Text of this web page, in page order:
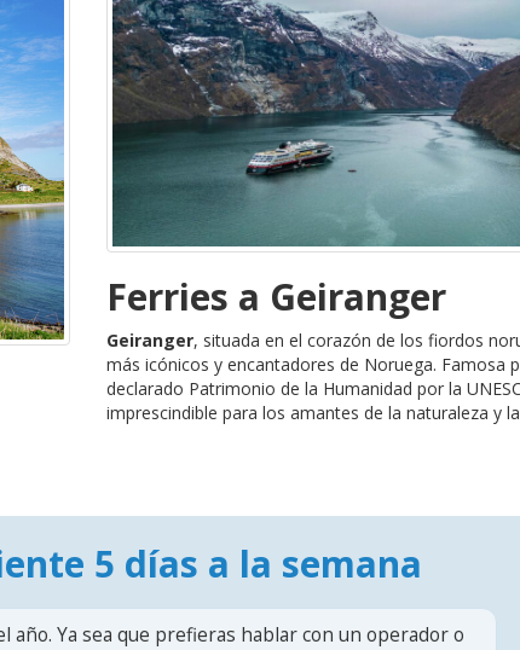
Ferries a Geiranger
Geiranger, situada en el corazón de los fiordos
más icónicos y encantadores de Noruega. Famosa
declarado Patrimonio de la Humanidad por la
imprescindible para los amantes de la naturaleza y
5 días a la semana
año. Ya sea que prefieras hablar con un operador o